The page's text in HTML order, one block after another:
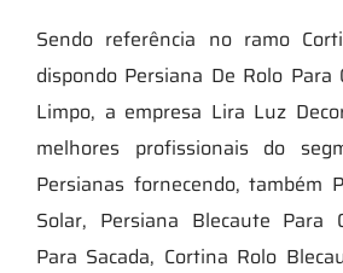
Sendo referência no ramo
dispondo Persiana De Rolo Para
Limpo, a empresa Lira Luz
melhores profissionais do
Persianas fornecendo, também
Solar, Persiana Blecaute Para
Para Sacada, Cortina Rolo